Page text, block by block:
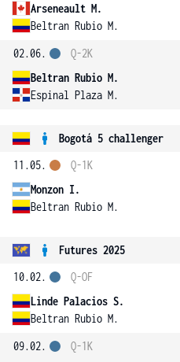
Arseneault M.
Beltran Rubio M.
02.06.
Beltran Rubio M.
Espinal Plaza M.
Q-2K
Bogotá 5 challenger
11.05.
Monzon I.
Beltran Rubio M.
Q-1K
Futures 2025
10.02.
Linde Palacios S.
Beltran Rubio M.
Q-OF
09.02.
Q-1K